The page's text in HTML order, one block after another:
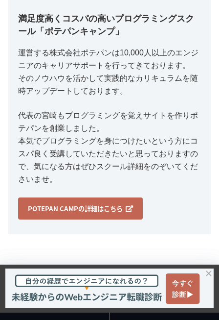
満足度高くコスパの高いプログラミングスク
ール「ポテパンキャンプ」
運営する株式会社ポテパンは10,000人以上のエンジ
ニアのキャリアサポートを行ってきております。
そのノウハウを活かして実践的なカリキュラムを随
時アップデートしております。
代表の宮崎もプログラミングを覚えサイトを作りポ
テパンを創業しました。
本気でプログラミングを身につけたいという方にコ
スパ良く受講していただきたいと思っておりますの
で、気になる方はぜひスクール詳細をのぞいてくだ
さいませ。
POTEPAN CAMPの詳細はこちら